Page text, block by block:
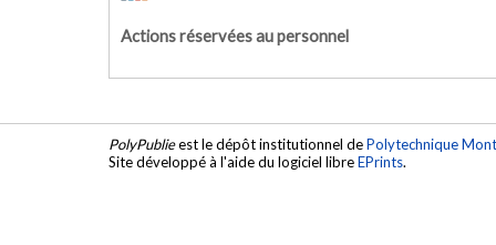
Actions réservées au personnel
PolyPublieest le dépôt institutionnel dePolytechnique
Site développé à l'aide du logiciel libreEPrints.